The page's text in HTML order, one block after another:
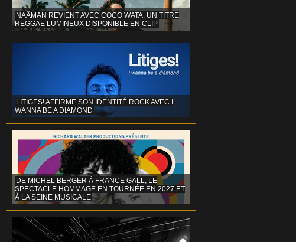
NAÂMAN REVIENT AVEC COCO WATA, UN TITRE
REGGAE LUMINEUX DISPONIBLE EN CLIP
LITIGES! AFFIRME SON IDENTITÉ ROCK AVEC I
WANNA BE A DIAMOND
DE MICHEL BERGER À FRANCE GALL, LE
SPECTACLE HOMMAGE EN TOURNÉE EN 2027 ET
À LA SEINE MUSICALE